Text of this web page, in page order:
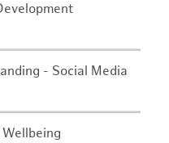
- Social Media